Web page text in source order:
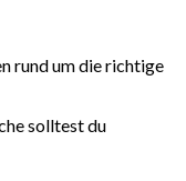
rund um die richtige
solltest du